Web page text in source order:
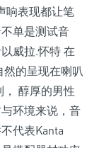
响表现都让笔
单是测试音
威拉.怀特 在
的呈现在喇叭
醇厚的男性
环境来说，音
代表Kanta